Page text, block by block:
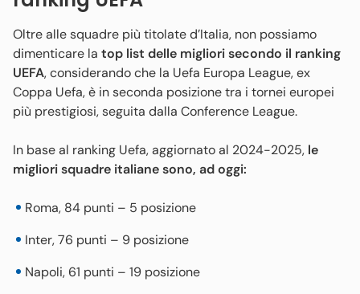
Oltre alle squadre più titolate d’Italia, non possiamo
dimenticare la top list delle migliori secondo il ranking
UEFA, considerando che la Uefa Europa League, ex
Coppa Uefa, è in seconda posizione tra i tornei europei
più prestigiosi, seguita dalla Conference League.
In base al ranking Uefa, aggiornato al 2024-2025, le
migliori squadre italiane sono, ad oggi:
Roma, 84 punti – 5 posizione
Inter, 76 punti – 9 posizione
Napoli, 61 punti – 19 posizione